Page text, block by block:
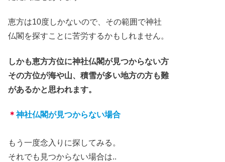
恵方は10度しかないので、その範囲で神社
仏閣を探すことに苦労するかもしれません。
しかも恵方方位に神社仏閣が見つからない方
その方位が海や山、積雪が多い地方の方も難
があるかと思われます。
＊神社仏閣が見つからない場合
もう一度念入りに探してみる。
それでも見つからない場合は..